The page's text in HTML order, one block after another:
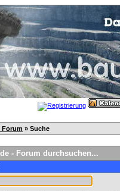
Forum » Suche
- Forum durchsuchen...